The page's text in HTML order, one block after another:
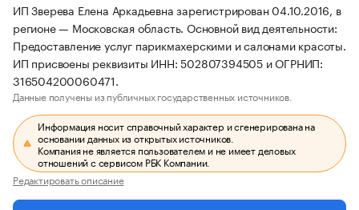
ИП Зверева Елена Аркадьевна зарегистрирован 04.10.2016, в
регионе — Московская область. Основной вид деятельности:
Предоставление услуг парикмахерскими и салонами красоты.
ИП присвоены реквизиты ИНН: 502807394505 и ОГРНИП:
316504200060471.
Данные получены из публичных государственных источников.
Информация носит справочный характер и сгенерирована на
основании данных из открытых источников.
Компания не является пользователем и не имеет деловых
отношений с сервисом РБК Компании.
Редактировать описание